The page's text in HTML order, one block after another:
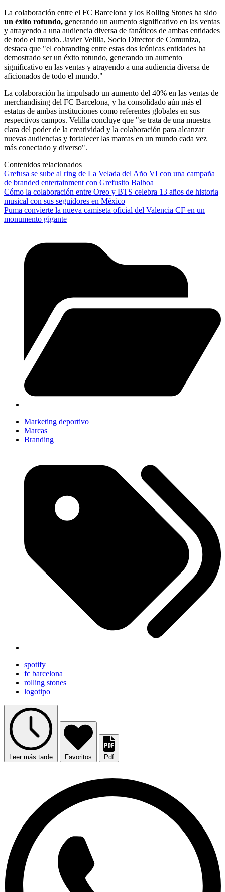
La colaboración entre el FC Barcelona y los Rolling Stones ha sido
un éxito rotundo, generando un aumento significativo en las ventas
y atrayendo a una audiencia diversa de fanáticos de ambas entidades
de todo el mundo. Javier Velilla, Socio Director de Comuniza,
destaca que "el cobranding entre estas dos icónicas entidades ha
demostrado ser un éxito rotundo, generando un aumento
significativo en las ventas y atrayendo a una audiencia diversa de
aficionados de todo el mundo."
La colaboración ha impulsado un aumento del 40% en las ventas de
merchandising del FC Barcelona, y ha consolidado aún más el
estatus de ambas instituciones como referentes globales en sus
respectivos campos. Velilla concluye que "se trata de una muestra
clara del poder de la creatividad y la colaboración para alcanzar
nuevas audiencias y fortalecer las marcas en un mundo cada vez
más conectado y diverso".
Contenidos relacionados
Grefusa se sube al ring de La Velada del Año VI con una campaña
de branded entertainment con Grefusito Balboa
Cómo la colaboración entre Oreo y BTS celebra 13 años de historia
musical con sus seguidores en México
Puma convierte la nueva camiseta oficial del Valencia CF en un
monumento gigante
Marketing deportivo
Marcas
Branding
spotify
fc barcelona
rolling stones
logotipo
Leer más tarde Favoritos Pdf